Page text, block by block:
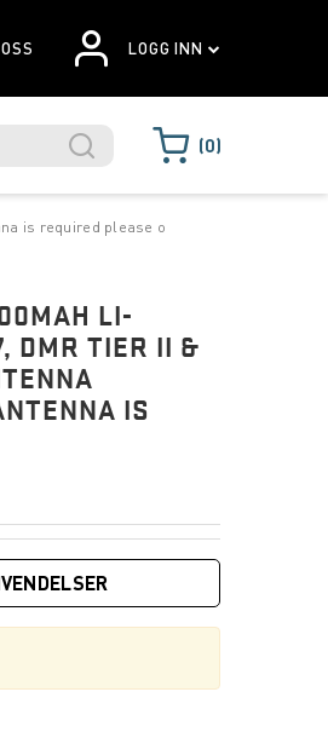
LOGG INN
0
is required please o
LI-
DMR TIER II &
IS